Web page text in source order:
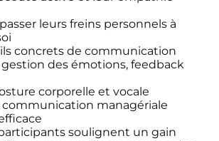
leurs freins personnels à
concrets de communication
gestion des émotions, feedback
corporelle et vocale
communication managériale
soulignent un gain